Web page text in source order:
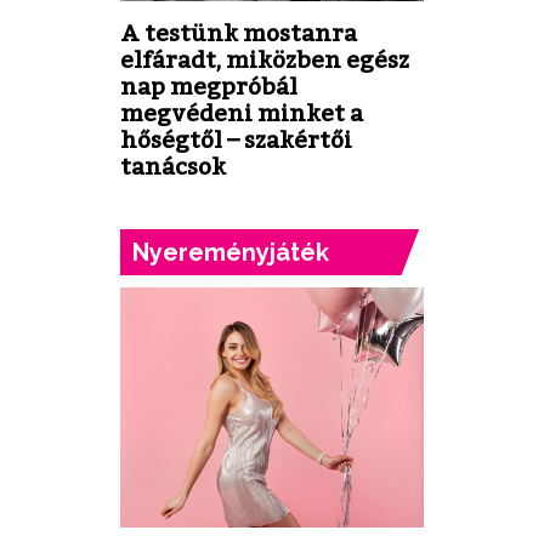
A testünk mostanra
elfáradt, miközben egész
nap megpróbál
megvédeni minket a
hőségtől – szakértői
tanácsok
Nyereményjáték